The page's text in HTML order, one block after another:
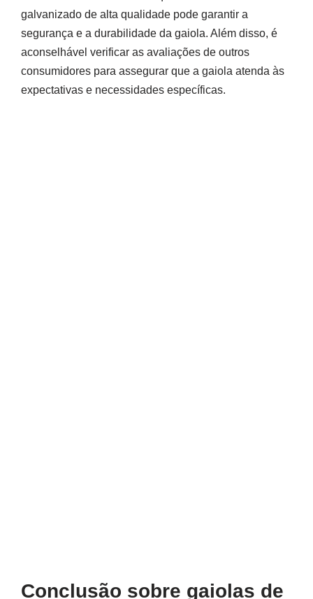
galvanizado de alta qualidade pode garantir a
segurança e a durabilidade da gaiola. Além disso, é
aconselhável verificar as avaliações de outros
consumidores para assegurar que a gaiola atenda às
expectativas e necessidades específicas.
Conclusão sobre gaiolas de